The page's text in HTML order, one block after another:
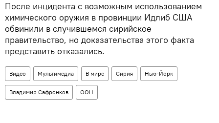
После инцидента с возможным использованием
химического оружия в провинции Идлиб США
обвинили в случившемся сирийское
правительство, но доказательства этого факта
представить отказались.
Видео Мультимедиа В мире Сирия Нью-Йорк
Владимир Сафронков ООН